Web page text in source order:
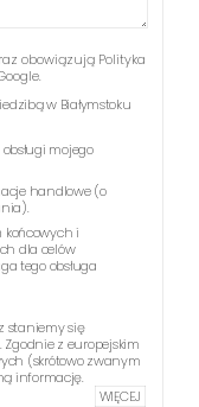
obowiązują Polityka
w Białymstoku
mojego
handlowe (o
końcowych i
dla celów
tego obsługa
staniemy się
z europejskim
(skrótowo zwanym
informację.
WIĘCEJ